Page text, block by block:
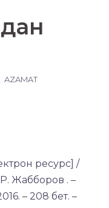
AZAMAT
ресурс] /
Жабборов . –
– 208 бет. –